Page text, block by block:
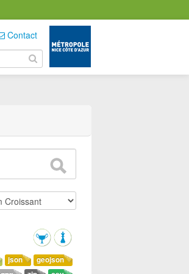
Contact
geojson
json